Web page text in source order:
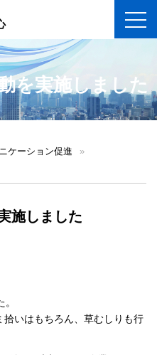
を実施しました
ケーション促進
»
施しました
いはもちろん、草むしりも行